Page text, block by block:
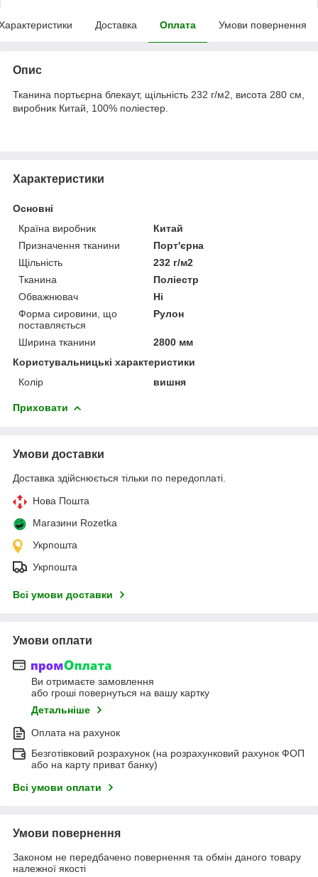
Доставка Оплата Умови повернення
Опис
Тканина портьєрна блекаут, щільність 232 г/м2, висота 280 см,
виробник Китай, 100% поліестер.
Характеристики
Основні
Країна виробник
Китай
Призначення тканини
Порт'єрна
Щільність
232 г/м2
Тканина
Поліестр
Обважнювач
Ні
Форма сировини, що
поставляється
Рулон
Ширина тканини
2800 мм
Користувальницькі характеристики
Колір
вишня
Приховати
Умови доставки
Доставка здійснюється тільки по передоплаті.
Нова Пошта
Магазини Rozetka
Укрпошта
Укрпошта
Всі умови доставки
Умови оплати
Ви отримаєте замовлення
або гроші повернуться на вашу картку
Детальніше
Оплата на рахунок
Безготівковий розрахунок (на розрахунковий рахунок ФОП
або на карту приват банку)
Всі умови оплати
Умови повернення
Законом не передбачено повернення та обмін даного товару
належної якості